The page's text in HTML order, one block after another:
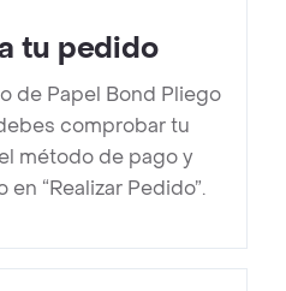
tu pedido
de Papel Bond Pliego
comprobar tu
método de pago y
“Realizar Pedido”.